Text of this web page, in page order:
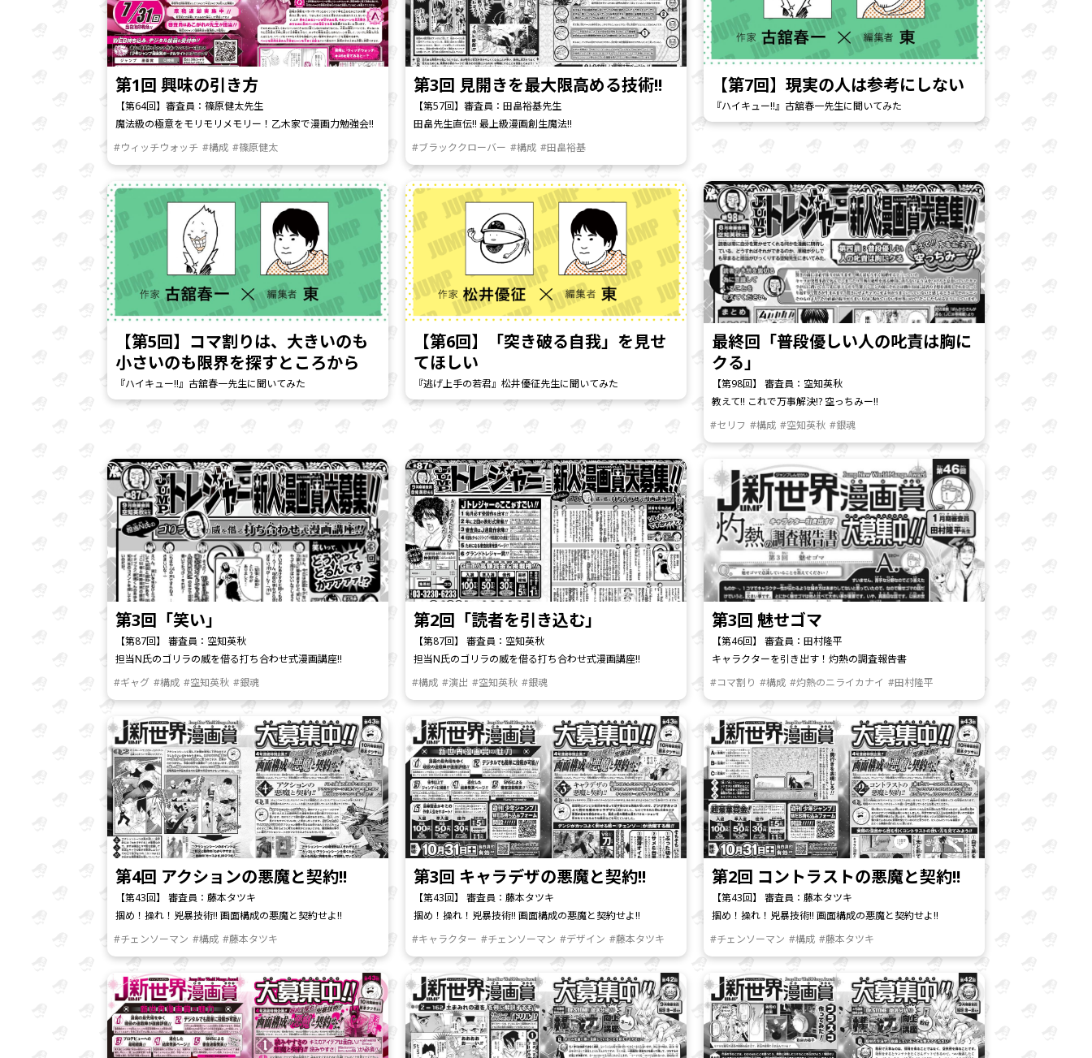
第1回 興味の引き方
【第64回】審査員：篠原健太先生
魔法級の極意をモリモリメモリー！乙木家で漫画力勉強会!!
#ウィッチウォッチ #構成 #篠原健太
第3回 見開きを最大限高める技術!!
【第57回】審査員：田畠裕基先生
田畠先生直伝!! 最上級漫画創生魔法!!
#ブラッククローバー #構成 #田畠裕基
【第7回】現実の人は参考にしない
『ハイキュー!!』古舘春一先生に聞いてみた
【第5回】コマ割りは、大きいのも
小さいのも限界を探すところから
『ハイキュー!!』古舘春一先生に聞いてみた
【第6回】「突き破る自我」を見せ
てほしい
『逃げ上手の若君』松井優征先生に聞いてみた
最終回「普段優しい人の叱責は胸に
クる」
【第98回】 審査員：空知英秋
教えて!! これで万事解決!? 空っちみー!!
#セリフ #構成 #空知英秋 #銀魂
第3回「笑い」
【第87回】 審査員：空知英秋
担当N氏のゴリラの威を借る打ち合わせ式漫画講座!!
#ギャグ #構成 #空知英秋 #銀魂
第2回「読者を引き込む」
【第87回】 審査員：空知英秋
担当N氏のゴリラの威を借る打ち合わせ式漫画講座!!
#構成 #演出 #空知英秋 #銀魂
第3回 魅せゴマ
【第46回】 審査員：田村隆平
キャラクターを引き出す！灼熱の調査報告書
#コマ割り #構成 #灼熱のニライカナイ #田村隆平
第4回 アクションの悪魔と契約!!
【第43回】 審査員：藤本タツキ
掴め！操れ！兇暴技術!! 画面構成の悪魔と契約せよ!!
#チェンソーマン #構成 #藤本タツキ
第3回 キャラデザの悪魔と契約!!
【第43回】 審査員：藤本タツキ
掴め！操れ！兇暴技術!! 画面構成の悪魔と契約せよ!!
#キャラクター #チェンソーマン #デザイン #藤本タツキ
第2回 コントラストの悪魔と契約!!
【第43回】 審査員：藤本タツキ
掴め！操れ！兇暴技術!! 画面構成の悪魔と契約せよ!!
#チェンソーマン #構成 #藤本タツキ